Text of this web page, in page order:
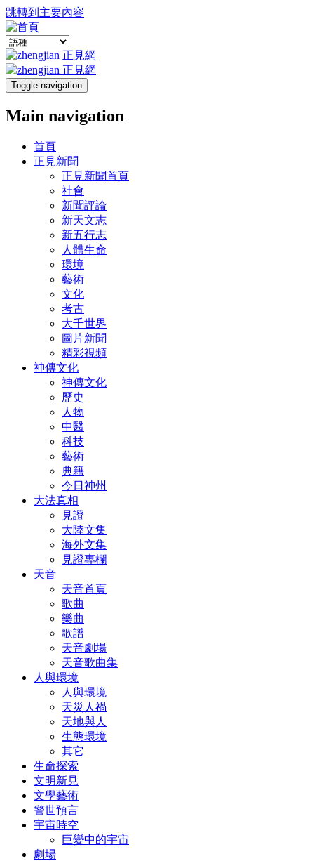
跳轉到主要內容
Toggle navigation
Main navigation
首頁
正見新聞
正見新聞首頁
社會
新聞評論
新天文志
新五行志
人體生命
環境
藝術
文化
考古
大千世界
圖片新聞
精彩視頻
神傳文化
神傳文化
歷史
人物
中醫
科技
藝術
典籍
今日神州
大法真相
見證
大陸文集
海外文集
見證專欄
天音
天音首頁
歌曲
樂曲
歌譜
天音劇場
天音歌曲集
人與環境
人與環境
天災人禍
天地與人
生態環境
其它
生命探索
文明新見
文學藝術
警世預言
宇宙時空
巨變中的宇宙
劇場